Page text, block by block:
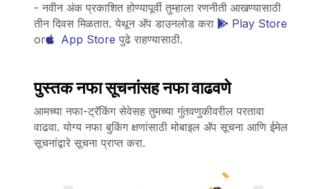
- नवीन अंक प्रकाशित होण्यापूर्वी तुम्हाला रणनीती आखण्यासाठी
तीन दिवस मिळतात. येथून अ‍ॅप डाउनलोड करा
Play Store
or
App Store पुढे राहण्यासाठी.
पुस्तक नफा सूचनांसह नफा वाढवणे
आमच्या नफा-ट्रॅकिंग सेवेसह तुमच्या गुंतवणुकीवरील परतावा
वाढवा. योग्य नफा बुकिंग क्षणांसाठी मोबाइल ॲप सूचना आणि ईमेल
सूचनांद्वारे सूचना प्राप्त करा.